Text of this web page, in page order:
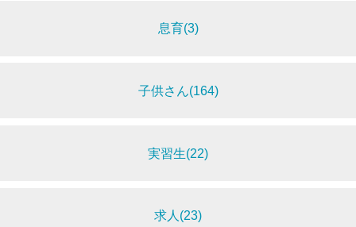
息育(3)
子供さん(164)
実習生(22)
求人(23)